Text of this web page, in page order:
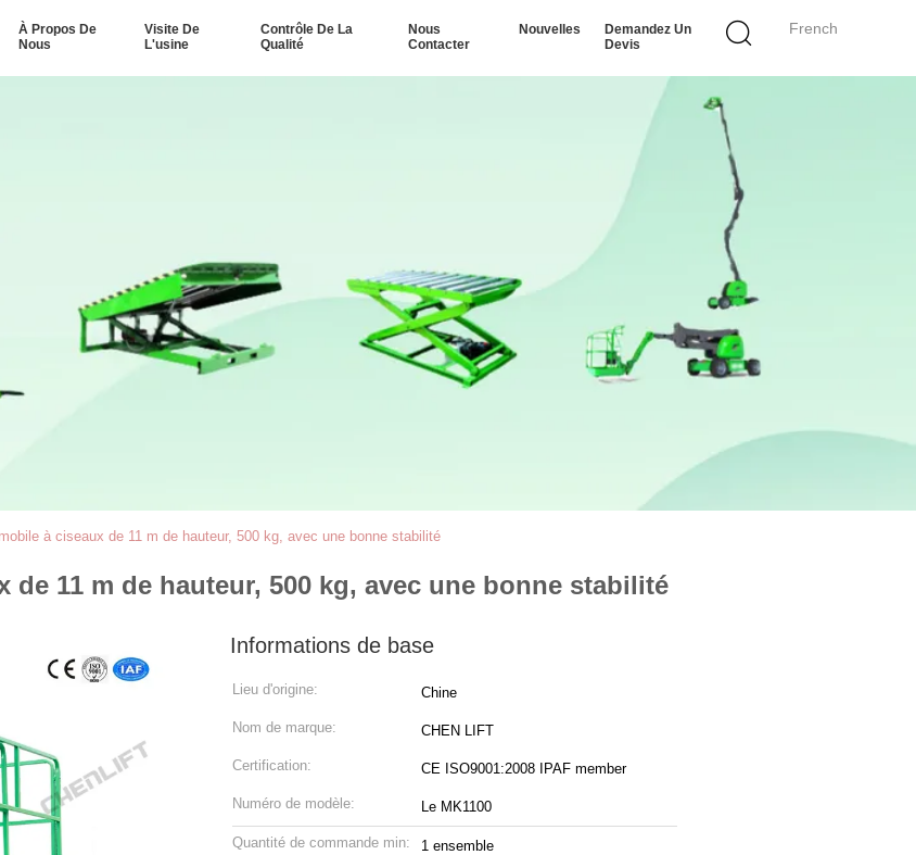
French
À Propos De
Nous
Visite De
L'usine
Contrôle De La
Qualité
Nous
Contacter
Nouvelles
Demandez Un
Devis
à ciseaux de 11 m de hauteur, 500 kg, avec une bonne stabilité
de 11 m de hauteur, 500 kg, avec une bonne stabilité
Informations de base
Lieu d'origine: Chine
Nom de marque: CHEN LIFT
Certification: CE ISO9001:2008 IPAF member
Numéro de modèle: Le MK1100
Quantité de commande min: 1 ensemble